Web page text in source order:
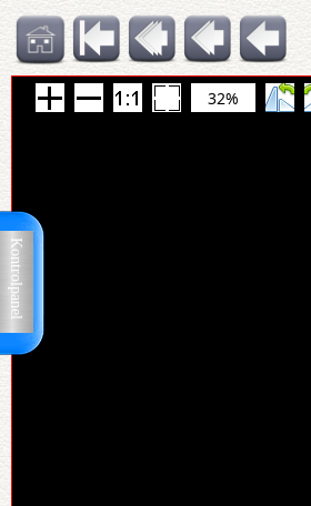
Kontrolpanel
32%